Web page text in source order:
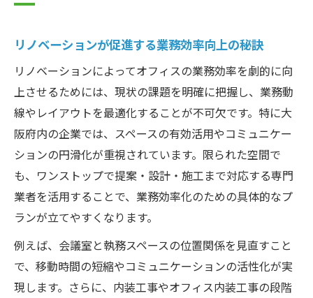
リノベーションが促進する業務効率向上の秘訣
リノベーションによってオフィスの業務効率を劇的に向
上させるためには、現状の課題を明確に把握し、業務動
線やレイアウトを最適化することが不可欠です。特に大
阪府内の企業では、スペースの有効活用やコミュニケー
ションの円滑化が重視されています。限られた空間で
も、ワンストップで提案・設計・施工まで対応する専門
業者を活用することで、業務効率化のための具体的なプ
ランが立てやすくなります。
例えば、会議室と執務スペースの位置関係を見直すこと
で、移動時間の短縮やコミュニケーションの活性化が実
現します。さらに、内装工事やオフィス内装工事の段階